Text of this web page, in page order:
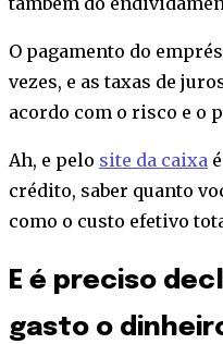
O pagamento do
vezes, e as taxas de
acordo com o risco e o
Ah, e pelo site da caixa
crédito, saber quanto
como o custo efetivo
E é preciso
gasto o